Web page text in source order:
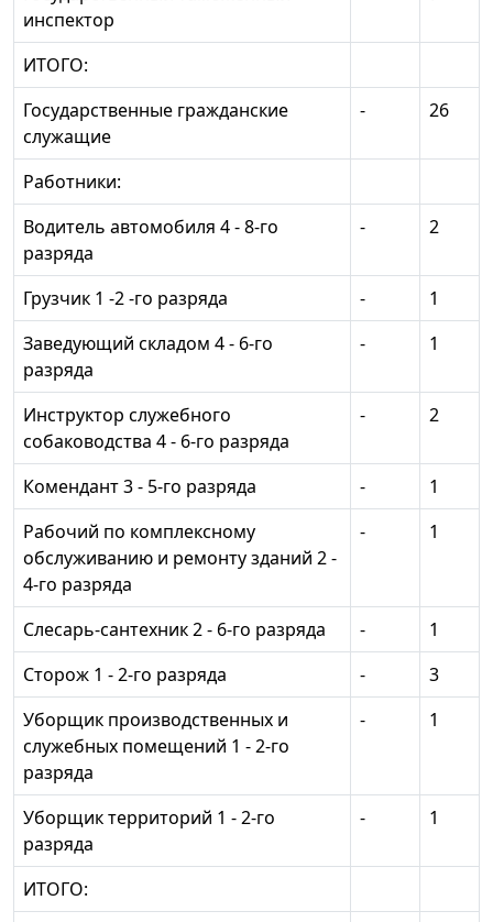
инспектор
ИТОГО:
Государственные гражданские
служащие
- 26
Работники:
Водитель автомобиля 4 - 8-го
разряда
- 2
Грузчик 1 -2 -го разряда -
1
Заведующий складом 4 - 6-го
разряда
- 1
Инструктор служебного
собаководства 4 - 6-го разряда
- 2
Комендант 3 - 5-го разряда -
1
Рабочий по комплексному
обслуживанию и ремонту зданий 2 -
4-го разряда
- 1
Слесарь-сантехник 2 - 6-го разряда -
1
Сторож 1 - 2-го разряда
-
3
Уборщик производственных и
служебных помещений 1 - 2-го
разряда
- 1
Уборщик территорий 1 - 2-го
разряда
- 1
ИТОГО: